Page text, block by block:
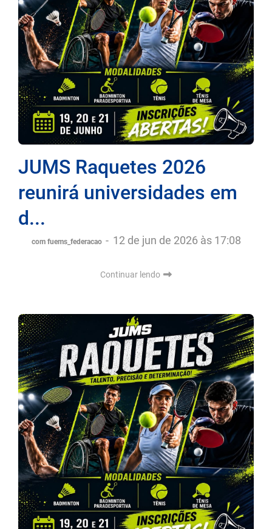
JUMS Raquetes 2026
reunirá universidades em
d...
com fuems_federacao - 12 de jun de 2026 às 17:08
Continuar lendo